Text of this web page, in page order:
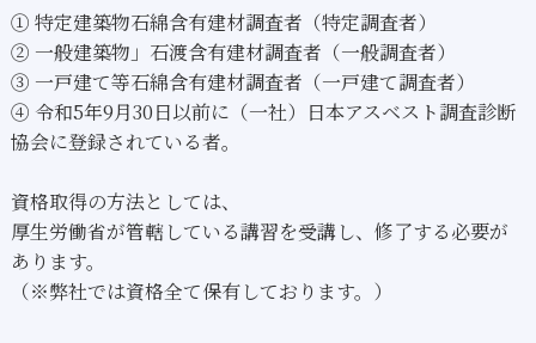
① 特定建築物石綿含有建材調査者（特定調査者）
② 一般建築物」石渡含有建材調査者（一般調査者）
③ 一戸建て等石綿含有建材調査者（一戸建て調査者）
④ 令和5年9月30日以前に（一社）日本アスベスト調査診断
協会に登録されている者。
資格取得の方法としては、
厚生労働省が管轄している講習を受講し、修了する必要が
あります。
（※弊社では資格全て保有しております。）